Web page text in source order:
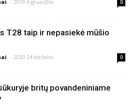
- 2019 6 gruodžio 0
T28 taip ir nepasiekė mūšio
- 2020 24 birželio 0
britų povandeniniame